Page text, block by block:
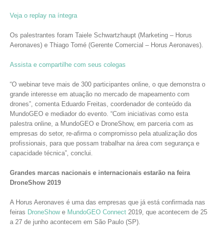
Veja o replay na íntegra
Os palestrantes foram Taiele Schwartzhaupt (Marketing – Horus
Aeronaves) e Thiago Tomé (Gerente Comercial – Horus Aeronaves).
Assista e compartilhe com seus colegas
“O webinar teve mais de 300 participantes online, o que demonstra o
grande interesse em atuação no mercado de mapeamento com
drones”, comenta Eduardo Freitas, coordenador de conteúdo da
MundoGEO e mediador do evento. “Com iniciativas como esta
palestra online, a MundoGEO e DroneShow, em parceria com as
empresas do setor, re-afirma o compromisso pela atualização dos
profissionais, para que possam trabalhar na área com segurança e
capacidade técnica”, conclui.
Grandes marcas nacionais e internacionais estarão na feira
DroneShow 2019
A Horus Aeronaves é uma das empresas que já está confirmada nas
feiras DroneShowe MundoGEO Connect 2019, que acontecem de 25
a 27 de junho acontecem em São Paulo (SP).